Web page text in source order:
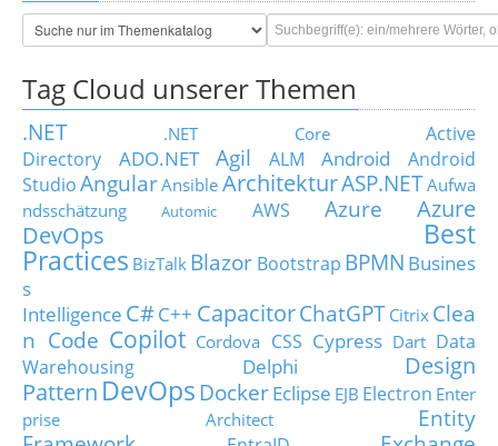
Tag Cloud unserer Themen
.NET .NET Core
Active
Directory
ADO.NET Agil ALM Android
Android
StudioAngularAnsible ArchitekturASP.NETAufwa
ndsschätzung
Automic AWS Azure
Azure
DevOps
Best
Practices BizTalk Blazor Bootstrap BPMN Busines
s
Intelligence C#C++ CapacitorChatGPT Citrix Clea
n Code Copilot Cordova CSS Cypress Dart Data
Warehousing
Delphi
Design
Pattern DevOps DockerEclipse EJB Electron Enter
prise Architect
Entity